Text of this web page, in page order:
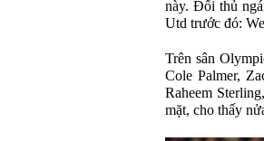
này. Đối thủ
Utd trước đó:
Trên sân
Cole Palmer,
Raheem
mặt, cho thấy